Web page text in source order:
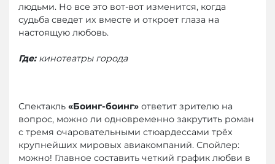
людьми. Но все это вот-вот изменится, когда
судьба сведет их вместе и откроет глаза на
настоящую любовь.
Где: кинотеатры города
Спектакль «Боинг-боинг» ответит зрителю на
вопрос, можно ли одновременно закрутить роман
с тремя очаровательными стюардессами трёх
крупнейших мировых авиакомпаний. Спойлер:
можно! Главное составить четкий график любви в